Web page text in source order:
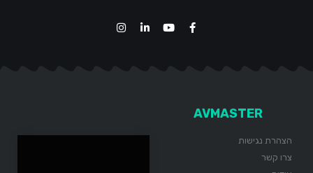
AVMASTER
הצהרת נגישות
צרו קשר